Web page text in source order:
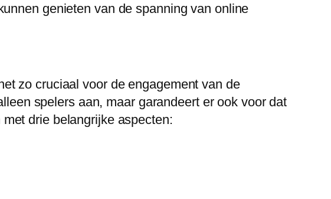
genieten van de spanning van online
zo cruciaal voor de engagement van de
spelers aan, maar garandeert er ook voor dat
drie belangrijke aspecten: